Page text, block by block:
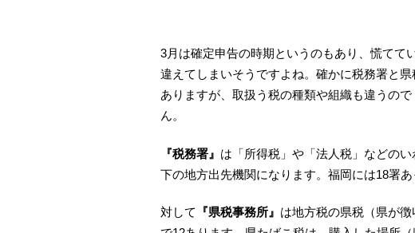
3月は確定申告の時期というのもあり、慌てて
違えてしまいそうですよね。確かに税務署と
ありますが、取扱う税の種類や組織も違うの
ん。
『税務署』 は「所得税」や「法人税」などの
下の地方出先機関になります。福岡には18署
対して 『県税事務所』 は地方税の県税（県が